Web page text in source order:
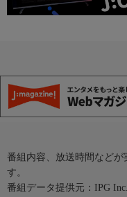
番組内容、放送時間など
す。
番組データ提供元：IPG Inc.